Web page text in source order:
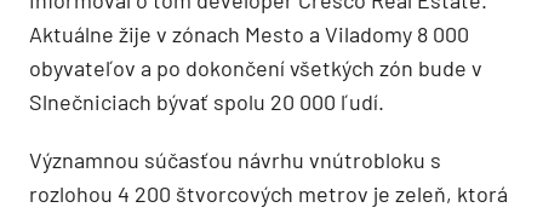
Aktuálne žije v zónach Mesto a Viladomy 8 000
obyvateľov a po dokončení všetkých zón bude v
Slnečniciach bývať spolu 20 000 ľudí.
Významnou súčasťou návrhu vnútrobloku s
rozlohou 4 200 štvorcových metrov je zeleň, ktorá